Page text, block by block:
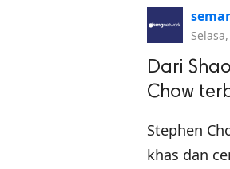
Dari
Chow
Stephen
khas dan